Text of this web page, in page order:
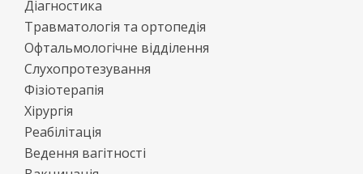
Діагностика
Травматологія та ортопедія
Офтальмологічне відділення
Слухопротезування
Фізіотерапія
Хірургія
Реабілітація
Ведення вагітності